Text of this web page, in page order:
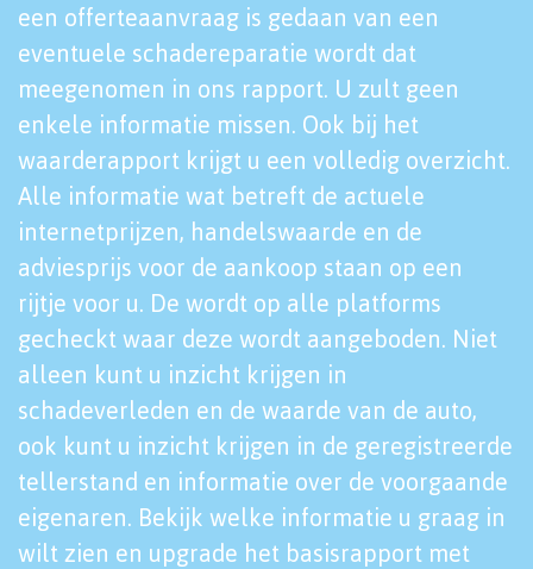
een offerteaanvraag is gedaan van een
eventuele schadereparatie wordt dat
meegenomen in ons rapport. U zult geen
enkele informatie missen. Ook bij het
waarderapport krijgt u een volledig overzicht.
Alle informatie wat betreft de actuele
internetprijzen, handelswaarde en de
adviesprijs voor de aankoop staan op een
rijtje voor u. De wordt op alle platforms
gecheckt waar deze wordt aangeboden. Niet
alleen kunt u inzicht krijgen in
schadeverleden en de waarde van de auto,
ook kunt u inzicht krijgen in de geregistreerde
tellerstand en informatie over de voorgaande
eigenaren. Bekijk welke informatie u graag in
wilt zien en upgrade het basisrapport met